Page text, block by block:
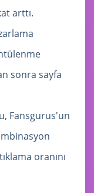
arttı.
sonra sayfa
Fansgurus'un
oranını